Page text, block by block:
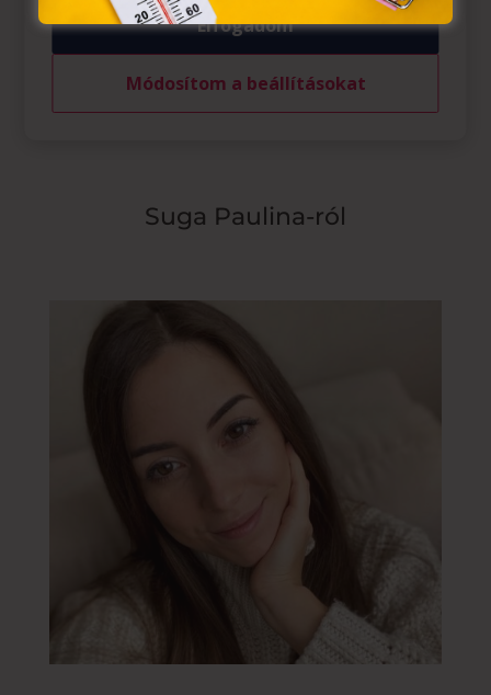
réteget. Sziromcsővel fodrokat nyomkodhatunk,
mintázott terülő mázba pedig márványos mintát
kaphatunk. Instagramon nézz körbe ötletekért,
várjuk az alkotásokat
Suga Paulina-ról
Elfogadom
Módosítom a beállításokat